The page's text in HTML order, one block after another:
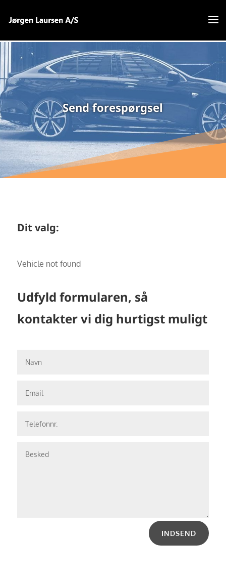
Send forespørgsel
7
Dit valg:
Vehicle not found
Udfyld formularen, så
kontakter vi dig hurtigst muligt
INDSEND